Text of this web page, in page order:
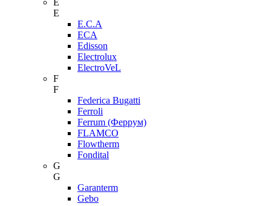
E
E
E.C.A
ECA
Edisson
Electrolux
ElectroVeL
F
F
Federica Bugatti
Ferroli
Ferrum (Феррум)
FLAMCO
Flowtherm
Fondital
G
G
Garanterm
Gebo